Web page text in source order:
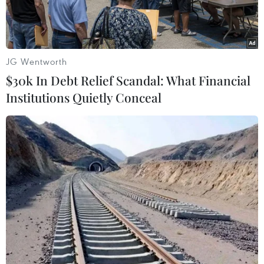
Tàu chở dầu trên Vịnh Oman. (Nguồn: teletrader.com)
Nhật báo tàu biển Tradewinds của Các Tiểu
vương quốc Arab thống nhất (UAE) ngày 13/6
đưa tin một tàu chở dầu của hãng Frontline của
Na Uy đã bị một ngư lôi tấn công ở ngoài khơi
bờ biển Fujairah của UAE, tại Vịnh Oman, gần
bờ biển của Iran.
JG Wentworth
$30k In Debt Relief Scandal: What Financial
Institutions Quietly Conceal